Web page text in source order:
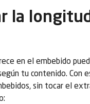
la
en el embebido
tu contenido. Con
sin tocar el